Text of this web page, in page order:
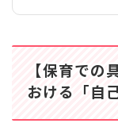
での実践例と適
説します。 ピア
は、19世紀から
【保育での
おける「自